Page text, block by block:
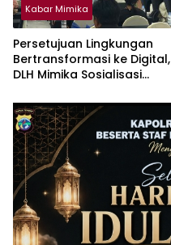
Kabar Mimika
Persetujuan Lingkungan
Bertransformasi ke Digital,
DLH Mimika Sosialisasi
Amdalnet Bagi Pelaku
Usaha